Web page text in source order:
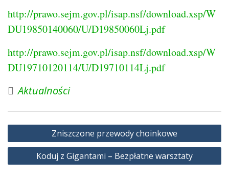
http://prawo.sejm.gov.pl/isap.nsf/download.xsp/W
DU19850140060/U/D19850060Lj.pdf
http://prawo.sejm.gov.pl/isap.nsf/download.xsp/W
DU19710120114/U/D19710114Lj.pdf
Aktualności
Nawigacja
wpisu
Zniszczone przewody choinkowe
Koduj z Gigantami – Bezpłatne warsztaty